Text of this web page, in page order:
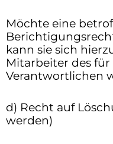
Möchte eine
kann sie sich
Mitarbeiter des
Verantwortlichen
d) Recht auf
werden)